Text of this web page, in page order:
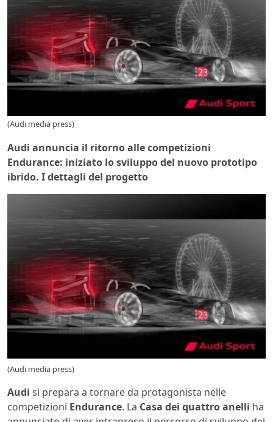
(Audi media press)
Audi annuncia il ritorno alle competizioni
Endurance: iniziato lo sviluppo del nuovo prototipo
ibrido. I dettagli del progetto
(Audi media press)
Audi si prepara a tornare da protagonista nelle
competizioni Endurance. La Casa dei quattro anelli ha